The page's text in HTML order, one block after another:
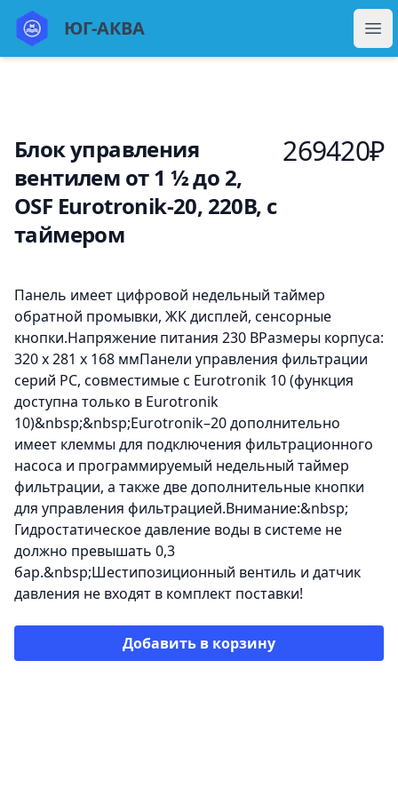
ЮГ АкваЮГ-АКВА
Блок управления
вентилем от 1 ½ до 2,
OSF Eurotronik-20, 220В, с
таймером
269420₽
Описание
Панель имеет цифровой недельный таймер
обратной промывки, ЖК дисплей, сенсорные
кнопки.Напряжение питания 230 ВРазмеры корпуса:
320 х 281 х 168 ммПанели управления фильтрации
серий PC, совместимые с Eurotronik 10 (функция
доступна только в Eurotronik
10)&nbsp;&nbsp;Eurotronik–20 дополнительно
имеет клеммы для подключения фильтрационного
насоса и программируемый недельный таймер
фильтрации, а также две дополнительные кнопки
для управления фильтрацией.Внимание:&nbsp;
Гидростатическое давление воды в системе не
должно превышать 0,3
бар.&nbsp;Шестипозиционный вентиль и датчик
давления не входят в комплект поставки!
Добавить в корзину